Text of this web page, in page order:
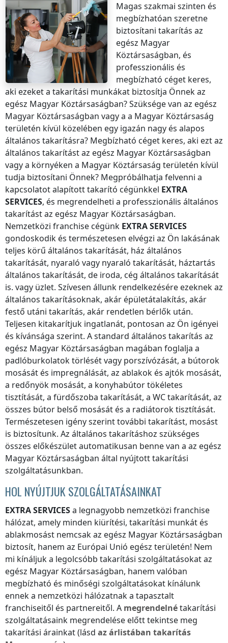
Magas szakmai szinten és
megbízhatóan szeretne
biztosítani takarítás az
egész Magyar
Köztársaságban, és
professzionális és
megbízható céget keres,
aki ezeket a takarítási munkákat biztosítja Önnekaz
egész Magyar Köztársaságban? Szüksége van az egész
Magyar Köztársaságban vagy a a Magyar Köztársaság
területén kívül közelében egy igazán nagy és alapos
általános takarításra? Megbízható céget keres, aki ezt az
általános takarítástaz egész Magyar Köztársaságban
vagy a környéken a Magyar Köztársaság területén kívül
tudja biztosítani Önnek? Megpróbálhatja felvenni a
kapcsolatot alapított takarító cégünkkel EXTRA
SERVICES, és megrendelheti a professzionális általános
takarítástaz egész Magyar Köztársaságban.
Nemzetközi franchise cégünk EXTRA SERVICES
gondoskodik és természetesen elvégzi az Ön lakásának
teljes körű általános takarítását, ház általános
takarítását, nyaraló vagy nyaraló takarítását, háztartás
általános takarítását, de iroda, cég általános takarítását
is. vagy üzlet. Szívesen állunk rendelkezésére ezeknek az
általános takarításoknak, akár épületátalakítás, akár
festő utáni takarítás, akár rendetlen bérlők után.
Teljesen kitakarítjuk ingatlanát, pontosan az Ön igényei
és kívánsága szerint. A standard általános takarítás az
egész Magyar Köztársaságban magában foglalja a
padlóburkolatok törlését vagy porszívózását, a bútorok
mosását és impregnálását, az ablakok és ajtók mosását,
a redőnyök mosását, a konyhabútor tökéletes
tisztítását, a fürdőszoba takarítását, a WC takarítását, az
összes bútor belső mosását és a radiátorok tisztítását.
Természetesen igény szerint további takarítást, mosást
is biztosítunk. Az általános takarításhoz szükséges
összes előkészület automatikusan benne van a az egész
Magyar Köztársaságban által nyújtott takarítási
szolgáltatásunkban.
HOL NYÚJTJUK SZOLGÁLTATÁSAINKAT
EXTRA SERVICESa legnagyobb nemzetközi franchise
hálózat, amely minden kiürítési, takarítási munkát és
ablakmosást nemcsakaz egész Magyar Köztársaságban
biztosít, hanem az Európai Unió egész területén! Nem
mi kínáljuk a legolcsóbb takarítási szolgáltatásokataz
egész Magyar Köztársaságban, hanem valóban
megbízható és minőségi szolgáltatásokat kínálunk
ennek a nemzetközi hálózatnak a tapasztalt
franchiseitől és partnereitől. A megrendelnétakarítási
szolgáltatásaink megrendelése előtt tekintse meg
takarítási árainkat (lásd az árlistában takarítás